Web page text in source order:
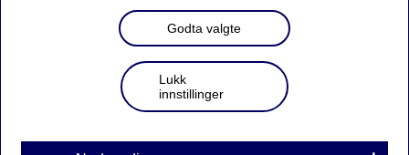
Priseksempler på boliglån
Vi har individuell prising av boliglån. Dette betyr at vi
sammen med hver enkelt kunde finner en
seg på din alder, hvor mye du har lånt, din økonomi og
Godta valgte
Lukk
innstillinger